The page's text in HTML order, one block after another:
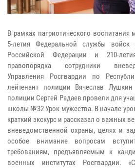
В рамках патриотического
5-летия Федеральной службы войск
Российской Федерации и 210-
правопорядка сотрудники
Управления Росгвардии по
лейтенант полиции Вячеслав
полиции Сергей Радаев провели для
школы №32 Урок мужества. В начале
краткий экскурс и рассказал о важных
вневедомственной охраны, целях и
особое внимание вопросам
требованиям, предъявляемым к
военных институтах Росгвардии.